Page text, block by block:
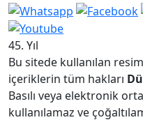
45. Yıl
Bu sitede kullanılan
içeriklerin tüm hakları
Basılı veya elektronik
kullanılamaz ve